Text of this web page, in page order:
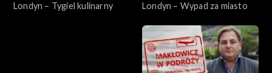
Londyn – Tygiel kulinarny
Londyn – Wypad za miasto